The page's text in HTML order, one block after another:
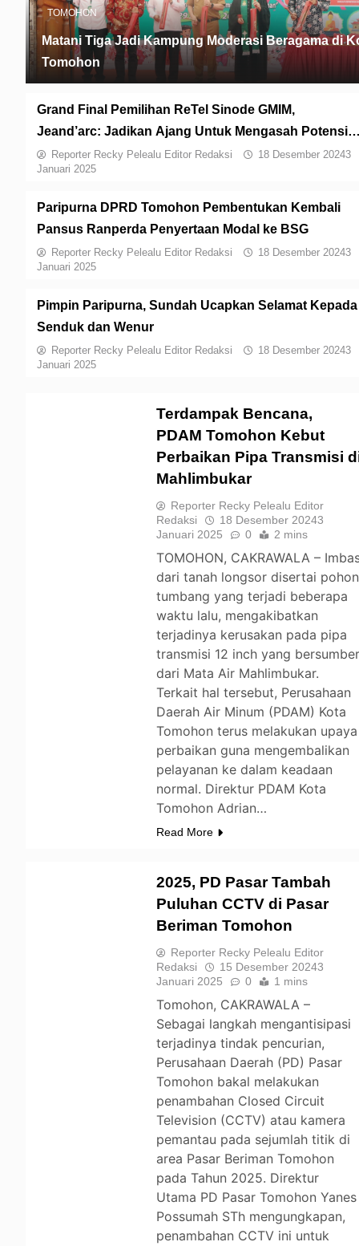
TOMOHON
Matani Tiga Jadi Kampung Moderasi Beragama di
Tomohon
Grand Final Pemilihan ReTel Sinode GMIM,
Jeand’arc: Jadikan Ajang Untuk Mengasah Potensi
DiriReporter Recky Pelealu Editor Redaksi 18 Desember 20243
Januari 2025
Paripurna DPRD Tomohon Pembentukan Kembali
Pansus Ranperda Penyertaan Modal ke BSG
Reporter Recky Pelealu Editor Redaksi 18 Desember 20243
Januari 2025
Pimpin Paripurna, Sundah Ucapkan Selamat Kepada
Senduk dan Wenur
Reporter Recky Pelealu Editor Redaksi 18 Desember 20243
Januari 2025
Terdampak Bencana,
PDAM Tomohon Kebut
Perbaikan Pipa Transmisi
Mahlimbukar
Reporter Recky Pelealu Editor
Redaksi
18 Desember 20243
Januari 2025
0 2 mins
TOMOHON, CAKRAWALA –
dari tanah longsor disertai pohon
tumbang yang terjadi beberapa
waktu lalu, mengakibatkan
terjadinya kerusakan pada pipa
transmisi 12 inch yang
dari Mata Air Mahlimbukar.
Terkait hal tersebut, Perusahaan
Daerah Air Minum (PDAM) Kota
Tomohon terus melakukan upaya
perbaikan guna mengembalikan
pelayanan ke dalam keadaan
normal. Direktur PDAM Kota
Tomohon Adrian…
Read More
2025, PD Pasar Tambah
Puluhan CCTV di Pasar
Beriman Tomohon
Reporter Recky Pelealu Editor
Redaksi
15 Desember 20243
Januari 2025
0 1 mins
Tomohon, CAKRAWALA –
Sebagai langkah mengantisipasi
terjadinya tindak pencurian,
Perusahaan Daerah (PD) Pasar
Tomohon bakal melakukan
penambahan Closed Circuit
Television (CCTV) atau kamera
pemantau pada sejumlah titik di
area Pasar Beriman Tomohon
pada Tahun 2025. Direktur
Utama PD Pasar Tomohon Yanes
Possumah STh mengungkapan,
penambahan CCTV ini untuk